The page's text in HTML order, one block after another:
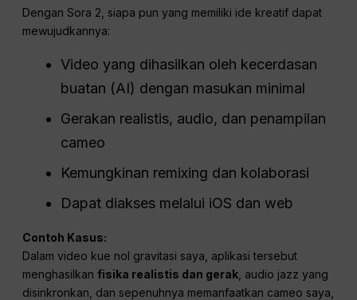
Dengan Sora 2, siapa pun yang memiliki ide kreatif dapat
mewujudkannya:
Video yang dihasilkan oleh kecerdasan
buatan (AI) dengan masukan minimal
Gerakan realistis, audio, dan penampilan
cameo
Kemungkinan remixing dan kolaborasi
Dapat diakses melalui iOS dan web
Contoh Kasus:
Dalam video kue nol gravitasi saya, aplikasi tersebut
menghasilkanfisika realistis dan gerak , audio jazz yang
disinkronkan, dan sepenuhnya memanfaatkan cameo saya,